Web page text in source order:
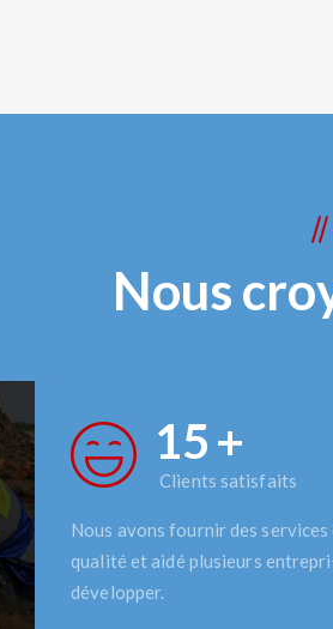
Nous
20+
Clients satisfaits
Nous avons fournir des services
qualité et aidé plusieurs
développer.